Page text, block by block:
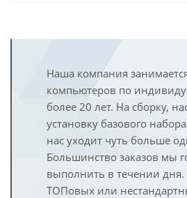
Наша компания
компьютеров по
более 20 лет. На сборку,
установку базового
нас уходит чуть больше
Большинство заказов мы
выполнить в течении дня.
ТОПовых или